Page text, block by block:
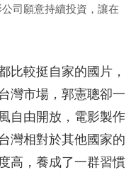
司願意持續投資，讓在
比較挺自家的國片，
灣市場，郭憲聰卻一
自由開放，電影製作
灣相對於其他國家的
高，養成了一群習慣